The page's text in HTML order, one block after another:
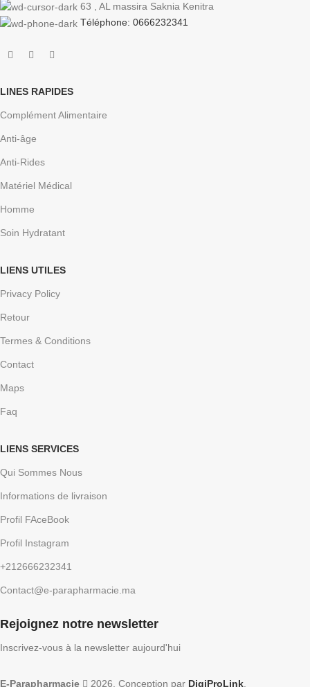
63 , AL massira Saknia Kenitra
Téléphone: 0666232341
LINES RAPIDES
Complément Alimentaire
Anti-âge
Anti-Rides
Matériel Médical
Homme
Soin Hydratant
LIENS UTILES
Privacy Policy
Retour
Termes & Conditions
Contact
Maps
Faq
LIENS SERVICES
Qui Sommes Nous
Informations de livraison
Profil FAceBook
Profil Instagram
+212666232341
Contact@e-parapharmacie.ma
Rejoignez notre newsletter
Inscrivez-vous à la newsletter aujourd'hui
E-Parapharmacie 2026, Conception par DigiProLink